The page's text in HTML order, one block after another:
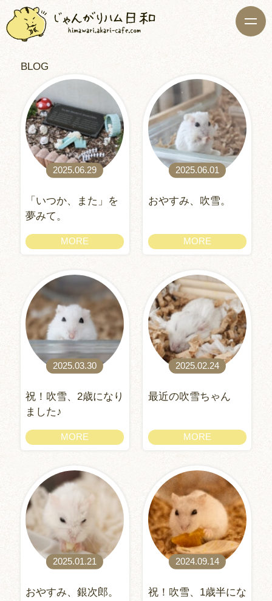
BLOG
2025.06.29
「いつか、また」を
夢みて。
MORE
2025.06.01
おやすみ、吹雪。
MORE
2025.03.30
祝！吹雪、2歳になり
ました♪
MORE
2025.02.24
最近の吹雪ちゃん
MORE
2025.01.21
おやすみ、銀次郎。
2024.09.14
祝！吹雪、1歳半にな